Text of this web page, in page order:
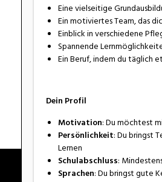
Eine vielseitige
Ein motiviertes Team, das
Einblick in verschiedene
Spannende
Ein Beruf, indem du täglich
Dein Profil
Motivation: Du möchtest
Persönlichkeit: Du bringst
Lernen
Schulabschluss:
Sprachen: Du bringst gute